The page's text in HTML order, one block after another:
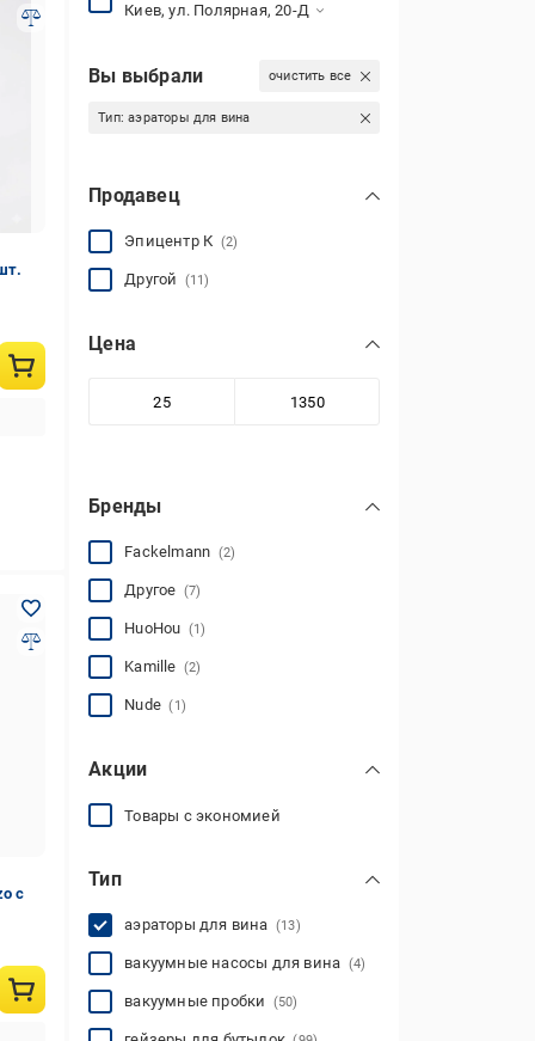
с
Киев, ул. Полярная, 20-Д
Вы выбрали очистить все
Тип:аэраторы для вина
Продавец
Эпицентр К (2)
Другой (11)
Цена
Бренды
Fackelmann (2)
Другое (7)
HuoHou (1)
Kamille (2)
Nude(1)
Акции
Товары с экономией
Тип
аэраторы для вина (13)
вакуумные насосы для вина (4)
вакуумные пробки (50)